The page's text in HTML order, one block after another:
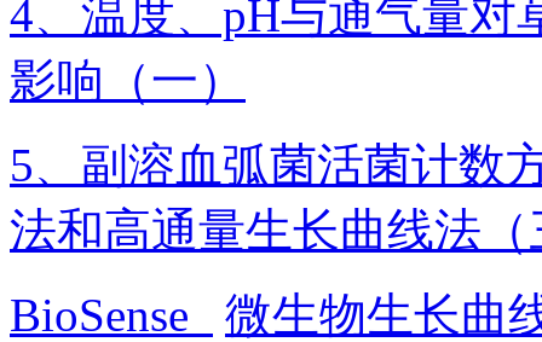
4、温度、pH与通气量对
影响（一）
5、副溶血弧菌活菌计数
法和高通量生长曲线法（
BioSense
微生物生长曲